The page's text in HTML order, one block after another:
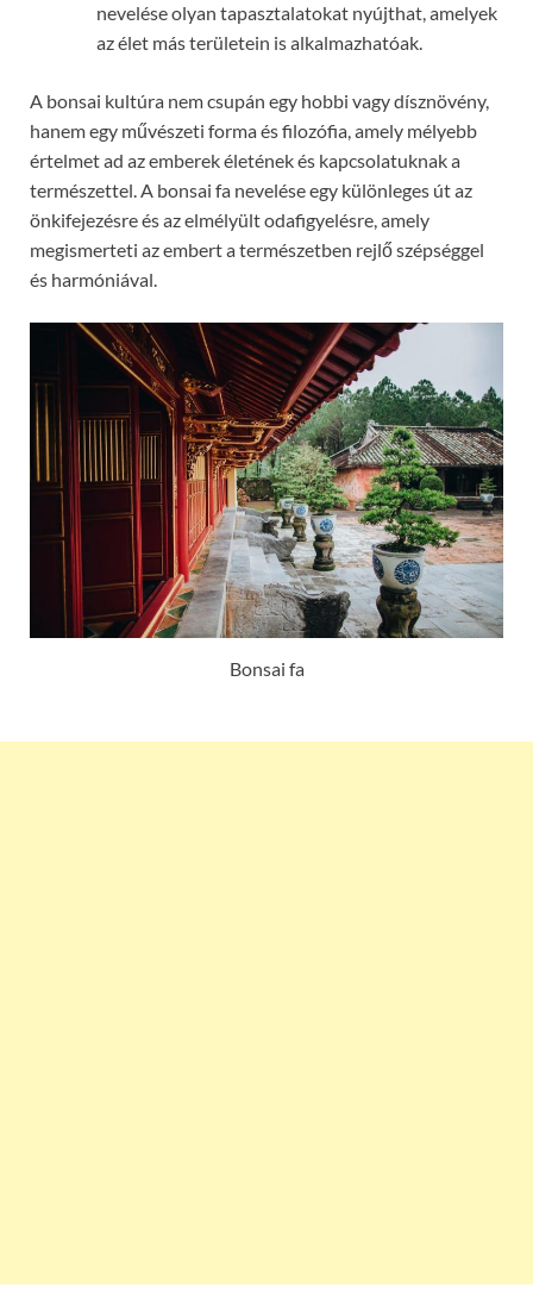
nevelése olyan tapasztalatokat nyújthat, amelyek
az élet más területein is alkalmazhatóak.
A bonsai kultúra nem csupán egy hobbi vagy dísznövény,
hanem egy művészeti forma és filozófia, amely mélyebb
értelmet ad az emberek életének és kapcsolatuknak a
természettel. A bonsai fa nevelése egy különleges út az
önkifejezésre és az elmélyült odafigyelésre, amely
megismerteti az embert a természetben rejlő szépséggel
és harmóniával.
Bonsai fa